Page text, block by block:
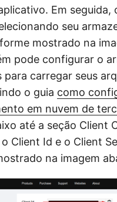
Em seguida,
seu
mostrado na
pode configurar o
para carregar seus
o guia como
em nuvem de
até a seção Client
Client Id e o Client
na imagem